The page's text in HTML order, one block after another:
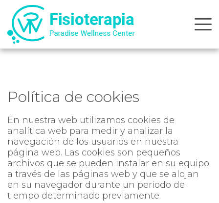
content
Política de cookies
En nuestra web utilizamos cookies de
analítica web para medir y analizar la
navegación de los usuarios en nuestra
página web. Las cookies son pequeños
archivos que se pueden instalar en su equipo
a través de las páginas web y que se alojan
en su navegador durante un periodo de
tiempo determinado previamente.